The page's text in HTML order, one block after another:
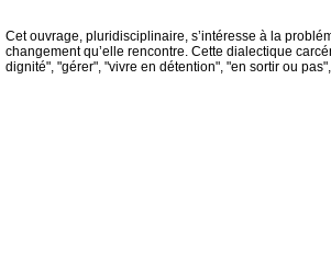
Cet ouvrage, pluridisciplinaire, s’intéresse à la
changement qu’elle rencontre. Cette dialectique
dignité", "gérer", "vivre en détention", "en sortir ou